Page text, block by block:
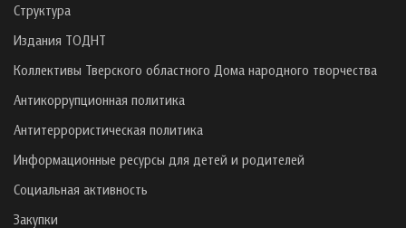
Структура
Издания ТОДНТ
Коллективы Тверского областного Дома народного творчества
Антикоррупционная политика
Антитеррористическая политика
Информационные ресурсы для детей и родителей
Социальная активность
Закупки